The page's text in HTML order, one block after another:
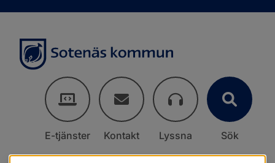
E-tjänster Kontakt Lyssna Sök